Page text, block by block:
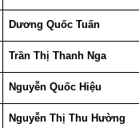
Dương Quốc Tuấn
Trần Thị Thanh Nga
Nguyễn Quốc Hiệu
Nguyễn Thị Thu Hường